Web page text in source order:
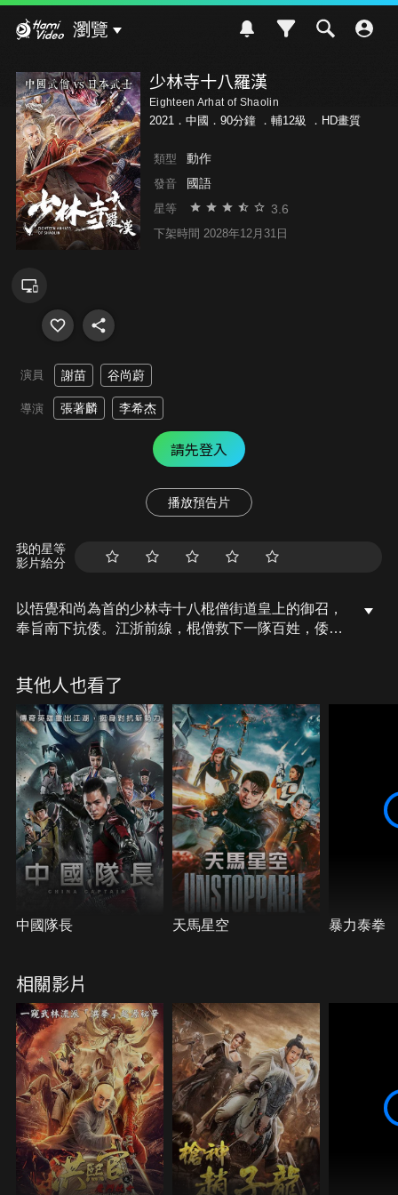
瀏覽
少林寺十八羅漢
Eighteen Arhat of Shaolin
2021．中國．90分鐘 ． 輔12級 ．HD畫質
類型 動作
發音 國語
星等 3.6
下架時間 2028年12月31日
演員 謝苗 谷尚蔚
導演 張著麟 李希杰
請先登入
播放預告片
我的星等
影片給分
以悟覺和尚為首的少林寺十八棍僧街道皇上的御召，
奉旨南下抗倭。江浙前線，棍僧救下一隊百姓，倭寇
逃離，棍僧們只好先在此歇腳。渾然不知倭寇派出主
力部隊攻打飛魚隘口，土城中僅存的百姓都是老弱婦
孺，棍僧們決定留在土城幫助村民對抗倭寇…
其他人也看了
中國隊長 天馬星空 暴力泰拳
相關影片